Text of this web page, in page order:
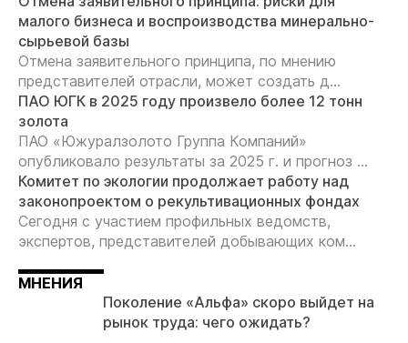
малого бизнеса и воспроизводства минерально-
сырьевой базы
Отмена заявительного принципа, по мнению
представителей отрасли, может создать д...
ПАО ЮГК в 2025 году произвело более 12 тонн
золота
ПАО «Южуралзолото Группа Компаний»
опубликовало результаты за 2025 г. и прогноз ...
Комитет по экологии продолжает работу над
законопроектом о рекультивационных фондах
Сегодня с участием профильных ведомств,
экспертов, представителей добывающих ком...
МНЕНИЯ
Поколение «Альфа» скоро выйдет на
рынок труда: чего ожидать?